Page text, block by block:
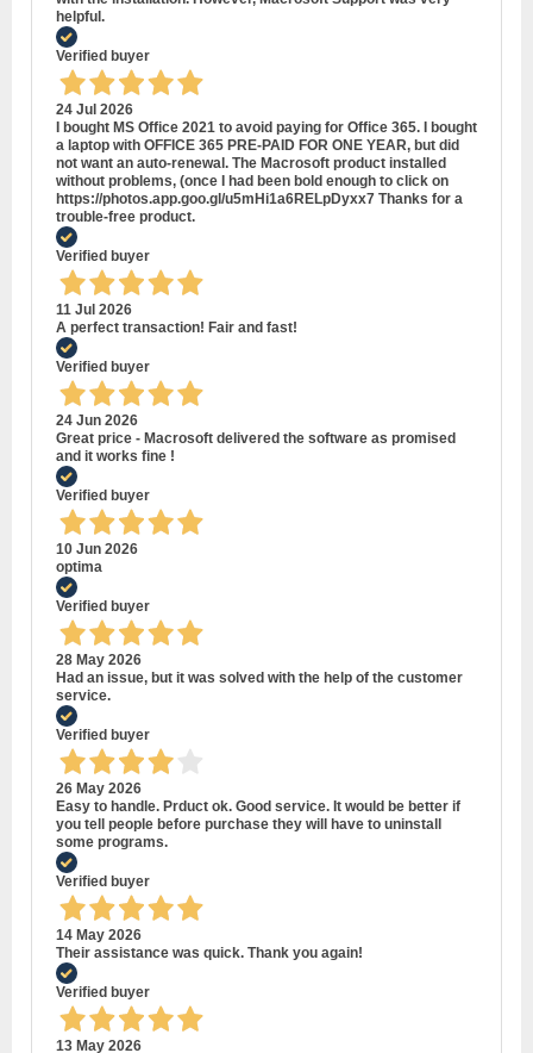
helpful.
Verified buyer
24 Jul 2026
I bought MS Office 2021 to avoid paying for Office 365. I bought
a laptop with OFFICE 365 PRE-PAID FOR ONE YEAR, but did
not want an auto-renewal. The Macrosoft product installed
without problems, (once I had been bold enough to click on
https://photos.app.goo.gl/u5mHi1a6RELpDyxx7 Thanks for a
trouble-free product.
Verified buyer
11 Jul 2026
A perfect transaction! Fair and fast!
Verified buyer
24 Jun 2026
Great price - Macrosoft delivered the software as promised
and it works fine !
Verified buyer
10 Jun 2026
optima
Verified buyer
28 May 2026
Had an issue, but it was solved with the help of the customer
service.
Verified buyer
26 May 2026
Easy to handle. Prduct ok. Good service. It would be better if
you tell people before purchase they will have to uninstall
some programs.
Verified buyer
14 May 2026
Their assistance was quick. Thank you again!
Verified buyer
13 May 2026